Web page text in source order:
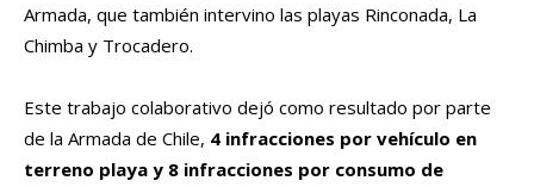
Armada, que también intervino las playas Rinconada, La
Chimba y Trocadero.
Este trabajo colaborativo dejó como resultado por parte
de la Armada de Chile, 4 infracciones por vehículo en
terreno playa y 8 infracciones por consumo de